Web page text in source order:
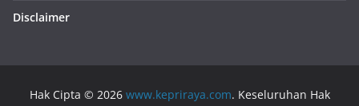
Disclaimer
Hak Cipta © 2026 www.kepriraya.com. Keseluruhan Hak